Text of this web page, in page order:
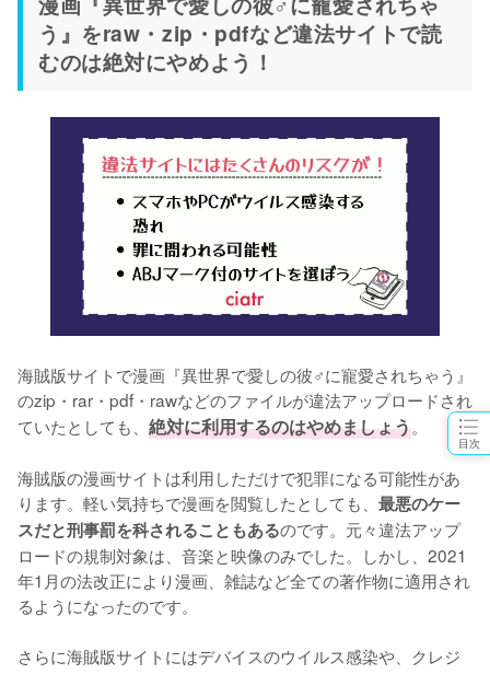
目次
う』をraw・zip・pdfなど違法サイトで読
むのは絶対にやめよう！
海賊版サイトで漫画『異世界で愛しの彼♂に寵愛されちゃう』
のzip・rar・pdf・rawなどのファイルが違法アップロードされ
ていたとしても、 絶対に利用するのはやめましょう。
海賊版の漫画サイトは利用しただけで犯罪になる可能性があ
ります。軽い気持ちで漫画を閲覧したとしても、 最悪のケー
スだと刑事罰を科されることもあるのです。元々違法アップ
ロードの規制対象は、音楽と映像のみでした。しかし、2021
年1月の法改正により漫画、雑誌など全ての著作物に適用され
るようになったのです。
さらに海賊版サイトにはデバイスのウイルス感染や、クレジ